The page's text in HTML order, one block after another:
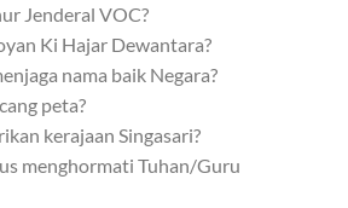
Jenderal VOC?
Ki Hajar Dewantara?
nama baik Negara?
peta?
kerajaan Singasari?
menghormati Tuhan/Guru